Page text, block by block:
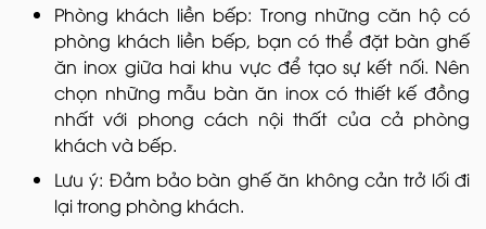
Phòng khách liền bếp: Trong những căn hộ có
phòng khách liền bếp, bạn có thể đặt bàn ghế
ăn inox giữa hai khu vực để tạo sự kết nối. Nên
chọn những mẫu bàn ăn inox có thiết kế đồng
nhất với phong cách nội thất của cả phòng
khách và bếp.
Lưu ý: Đảm bảo bàn ghế ăn không cản trở lối đi
lại trong phòng khách.